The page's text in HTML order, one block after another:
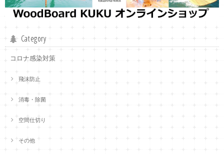
Category
コロナ感染対策
飛沫防止
消毒・除菌
空間仕切り
その他